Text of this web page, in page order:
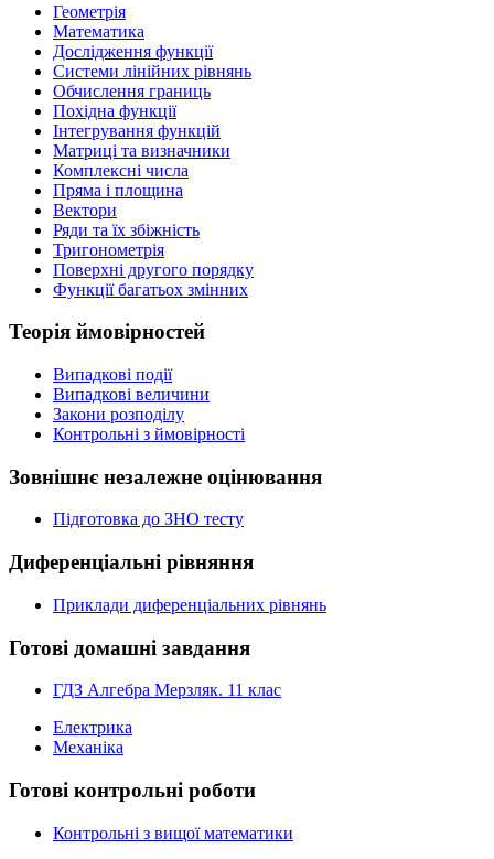
Геометрія
Математика
Дослідження функції
Системи лінійних рівнянь
Обчислення границь
Похідна функції
Інтегрування функцій
Матриці та визначники
Комплексні числа
Пряма і площина
Вектори
Ряди та їх збіжність
Тригонометрія
Поверхні другого порядку
Функції багатьох змінних
Теорія ймовірностей
Випадкові події
Випадкові величини
Закони розподілу
Контрольні з ймовірності
Зовнішнє незалежне оцінювання
Підготовка до ЗНО тесту
Диференціальні рівняння
Приклади диференціальних рівнянь
Готові домашні завдання
ГДЗ Алгебра Мерзляк. 11 клас
Електрика
Механіка
Готові контрольні роботи
Контрольні з вищої математики